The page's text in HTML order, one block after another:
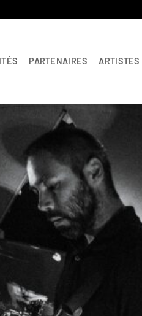
PARTENAIRES ARTISTES